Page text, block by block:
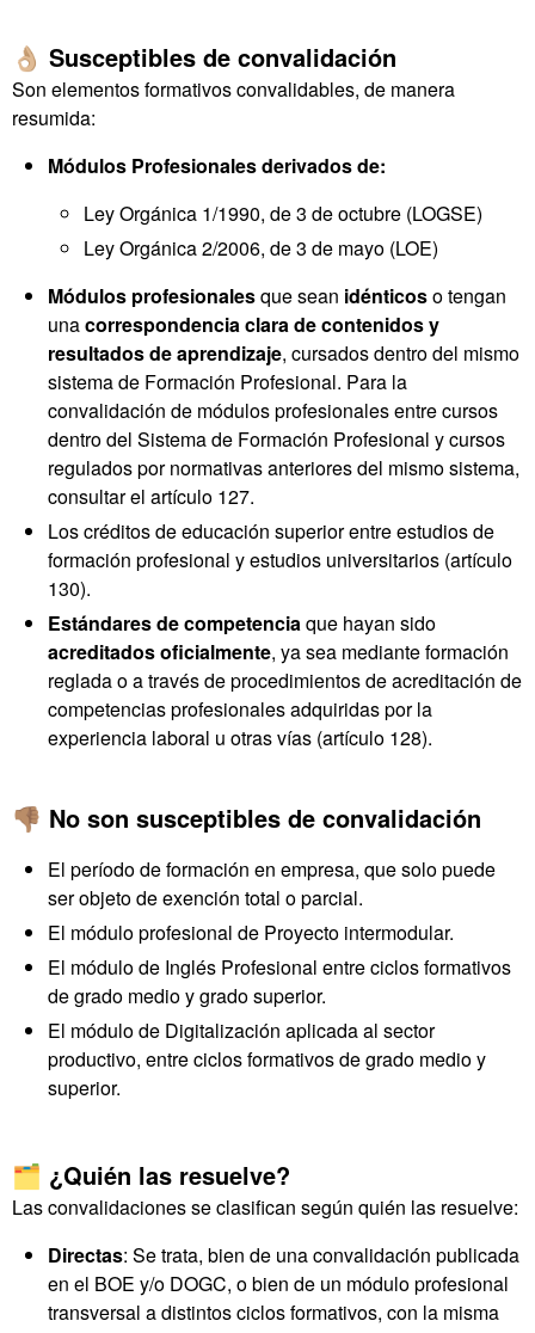
👌🏼 Susceptibles de convalidación
Son elementos formativos convalidables, de manera
resumida:
Módulos Profesionales derivados de:
Ley Orgánica 1/1990, de 3 de octubre (LOGSE)
Ley Orgánica 2/2006, de 3 de mayo (LOE)
Módulos profesionalesque sean idénticoso tengan
unacorrespondencia clara de contenidos y
resultados de aprendizaje, cursados dentro del mismo
sistema de Formación Profesional. Para la
convalidación de módulos profesionales entre cursos
dentro del Sistema de Formación Profesional y cursos
regulados por normativas anteriores del mismo sistema,
consultar el artículo 127.
Los créditos de educación superior entre estudios de
formación profesional y estudios universitarios (artículo
130).
Estándares de competenciaque hayan sido
acreditados oficialmente, ya sea mediante formación
reglada o a través de procedimientos de acreditación de
competencias profesionales adquiridas por la
experiencia laboral u otras vías (artículo 128).
👎🏽 No son susceptibles de convalidación
El período de formación en empresa, que solo puede
ser objeto de exención total o parcial.
El módulo profesional de Proyecto intermodular.
El módulo de Inglés Profesional entre ciclos formativos
de grado medio y grado superior.
El módulo de Digitalización aplicada al sector
productivo, entre ciclos formativos de grado medio y
superior.
🗂️ ¿Quién las resuelve?
Las convalidaciones se clasifican según quién las resuelve:
Directas: Se trata, bien de una convalidación publicada
en el BOE y/o DOGC, o bien de un módulo profesional
transversal a distintos ciclos formativos, con la misma